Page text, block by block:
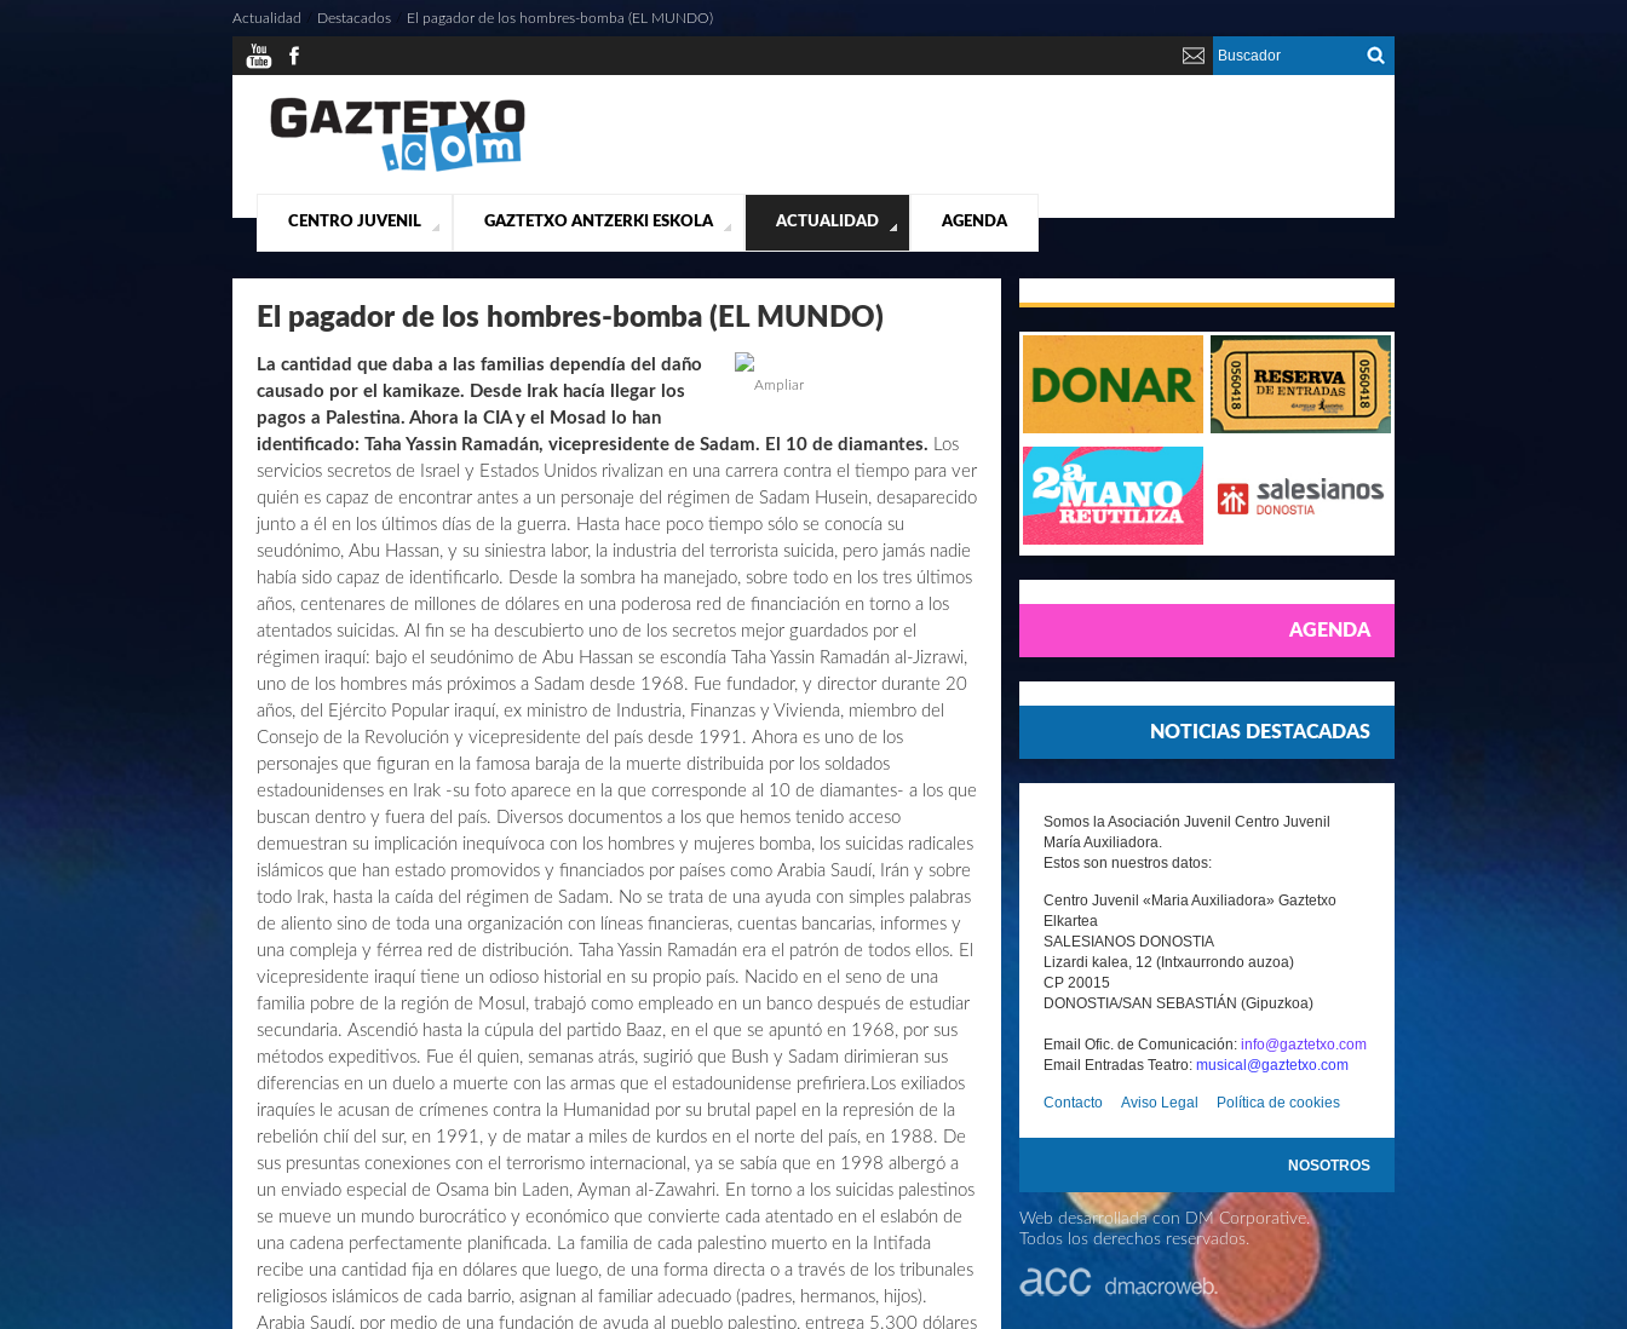
CENTRO JUVENIL
¿QUIENES SOMOS? ACTUALIDAD CONTACTO ¡VUELA ALTO RUBÉN!
GAZTETXO ANTZERKI ESKOLA
PRESENTACIÓN MUSICALES MATERIAL SEGUNDA MANO VENTA
ACTUALIDAD
DESTACADOS VIDEOS
AGENDA
Actualidad Destacados / El pagador de los hombres-bomba (EL MUNDO)
AGENDA
NOTICIAS DESTACADAS
Somos la Asociación Juvenil Centro Juvenil
María Auxiliadora.
Estos son nuestros datos:
Centro Juvenil «Maria Auxiliadora» Gaztetxo
Elkartea
SALESIANOS DONOSTIA
Lizardi kalea, 12 (Intxaurrondo auzoa)
CP 20015
DONOSTIA/SAN SEBASTIÁN (Gipuzkoa)
Email Ofic. de Comunicación: info@gaztetxo.com
Email Entradas Teatro: musical@gaztetxo.com
Contacto Aviso Legal Política de cookies
NOSOTROS
Web desarrollada con DM Corporative.
Todos los derechos reservados.
El pagador de los hombres-bomba (EL MUNDO)
Ampliar
La cantidad que daba a las familias dependía del daño
causado por el kamikaze. Desde Irak hacía llegar los
pagos a Palestina. Ahora la CIA y el Mosad lo han
identificado: Taha Yassin Ramadán, vicepresidente de Sadam. El 10 de diamantes. Los
servicios secretos de Israel y Estados Unidos rivalizan en una carrera contra el tiempo para ver
quién es capaz de encontrar antes a un personaje del régimen de Sadam Husein, desaparecido
junto a él en los últimos días de la guerra. Hasta hace poco tiempo sólo se conocía su
seudónimo, Abu Hassan, y su siniestra labor, la industria del terrorista suicida, pero jamás nadie
había sido capaz de identificarlo. Desde la sombra ha manejado, sobre todo en los tres últimos
años, centenares de millones de dólares en una poderosa red de financiación en torno a los
atentados suicidas. Al fin se ha descubierto uno de los secretos mejor guardados por el
régimen iraquí: bajo el seudónimo de Abu Hassan se escondía Taha Yassin Ramadán al-Jizrawi,
uno de los hombres más próximos a Sadam desde 1968. Fue fundador, y director durante 20
años, del Ejército Popular iraquí, ex ministro de Industria, Finanzas y Vivienda, miembro del
Consejo de la Revolución y vicepresidente del país desde 1991. Ahora es uno de los
personajes que figuran en la famosa baraja de la muerte distribuida por los soldados
estadounidenses en Irak -su foto aparece en la que corresponde al 10 de diamantes- a los que
buscan dentro y fuera del país. Diversos documentos a los que hemos tenido acceso
demuestran su implicación inequívoca con los hombres y mujeres bomba, los suicidas radicales
islámicos que han estado promovidos y financiados por países como Arabia Saudí, Irán y sobre
todo Irak, hasta la caída del régimen de Sadam. No se trata de una ayuda con simples palabras
de aliento sino de toda una organización con líneas financieras, cuentas bancarias, informes y
una compleja y férrea red de distribución. Taha Yassin Ramadán era el patrón de todos ellos. El
vicepresidente iraquí tiene un odioso historial en su propio país. Nacido en el seno de una
familia pobre de la región de Mosul, trabajó como empleado en un banco después de estudiar
secundaria. Ascendió hasta la cúpula del partido Baaz, en el que se apuntó en 1968, por sus
métodos expeditivos. Fue él quien, semanas atrás, sugirió que Bush y Sadam dirimieran sus
diferencias en un duelo a muerte con las armas que el estadounidense prefiriera.Los exiliados
iraquíes le acusan de crímenes contra la Humanidad por su brutal papel en la represión de la
rebelión chií del sur, en 1991, y de matar a miles de kurdos en el norte del país, en 1988. De
sus presuntas conexiones con el terrorismo internacional, ya se sabía que en 1998 albergó a
un enviado especial de Osama bin Laden, Ayman al-Zawahri. En torno a los suicidas palestinos
se mueve un mundo burocrático y económico que convierte cada atentado en el eslabón de
una cadena perfectamente planificada. La familia de cada palestino muerto en la Intifada
recibe una cantidad fija en dólares que luego, de una forma directa o a través de los tribunales
religiosos islámicos de cada barrio, asignan al familiar adecuado (padres, hermanos, hijos).
Arabia Saudí, por medio de una fundación de ayuda al pueblo palestino, entrega 5.300 dólares